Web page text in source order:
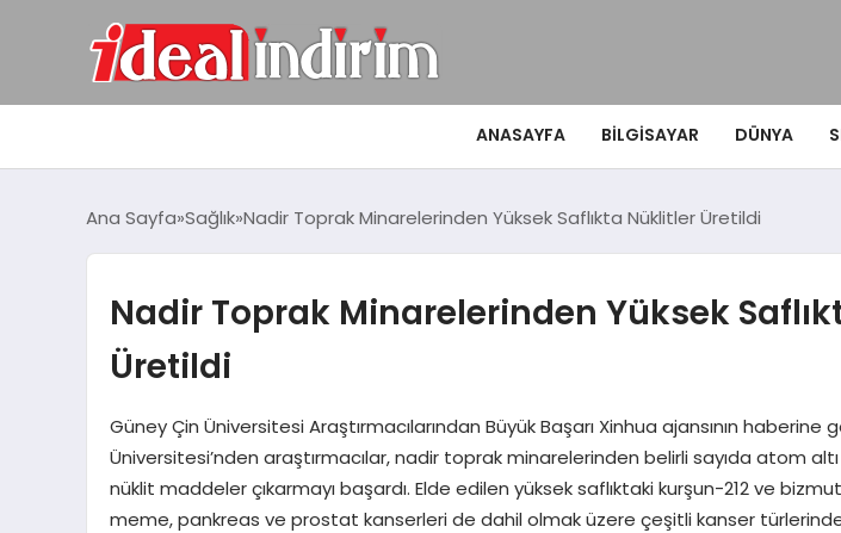
ANASAYFA BILGISAYAR DÜNYA
Ana Sayfa Sağlık Nadir Toprak Minarelerinden Yüksek Saflıkta Nüklitler Üretildi
Nadir Toprak Minarelerinden Yüksek
Üretildi
Güney Çin Üniversitesi Araştırmacılarından Büyük Başarı Xinhua ajansının haberine
Üniversitesi’nden araştırmacılar, nadir toprak minarelerinden belirli sayıda atom
nüklit maddeler çıkarmayı başardı. Elde edilen yüksek saflıktaki kurşun-212 ve
meme, pankreas ve prostat kanserleri de dahil olmak üzere çeşitli kanser